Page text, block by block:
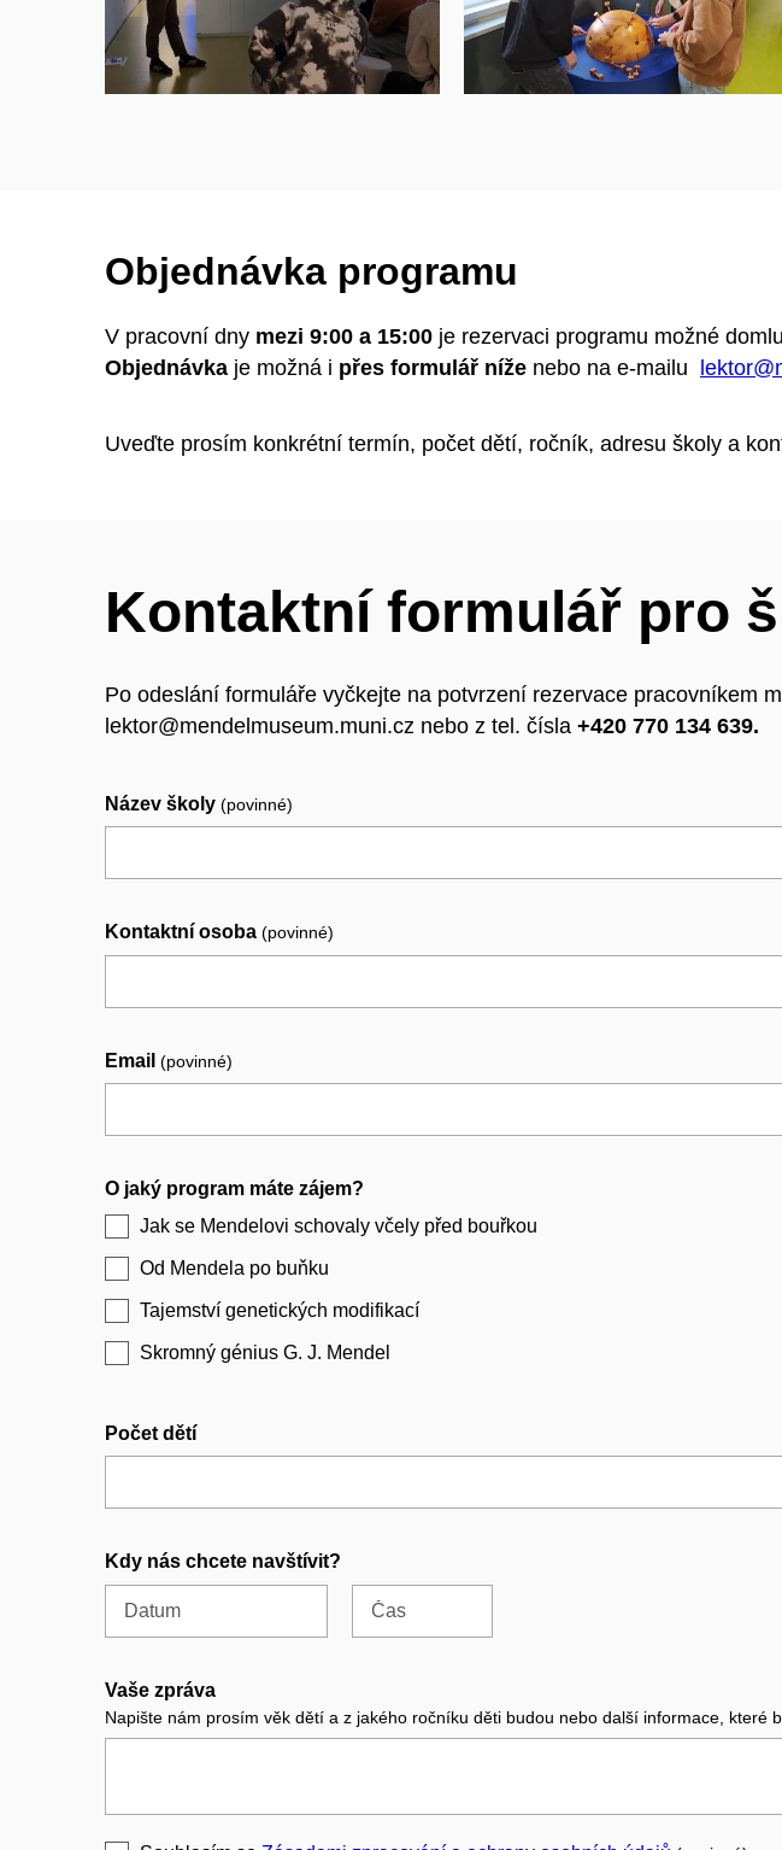
Objednávka programu
V pracovní dny mezi 9:00 a 15:00 je rezervaci programu možné
Objednávka je možná i přes formulář níže nebo na e-mailu
Uveďte prosím konkrétní termín, počet dětí, ročník, adresu školy a
Kontaktní formulář pro
Po odeslání formuláře vyčkejte na potvrzení rezervace pracovníkem
lektor@mendelmuseum.muni.cz nebo z tel. čísla +420 770 134 639.
Název školy (povinné)
Kontaktní osoba (povinné)
Email (povinné)
O jaký program máte zájem?
Jak se Mendelovi schovaly včely před bouřkou
Od Mendela po buňku
Tajemství genetických modifikací
Skromný génius G. J. Mendel
Počet dětí
Kdy nás chcete navštívit?
Čas
Vaše zpráva
Napište nám prosím věk dětí a z jakého ročníku děti budou nebo další informace, které